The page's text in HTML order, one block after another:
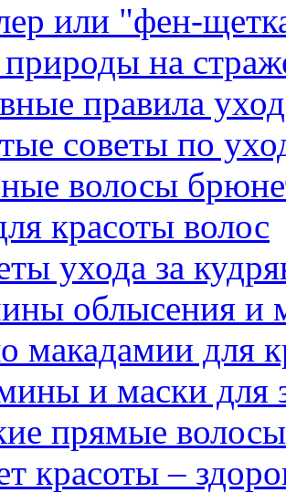
или "фен-
на
правила
советы по
волосы
красоты волос
ухода за
облысения и
макадамии для
и маски для
прямые
красоты –